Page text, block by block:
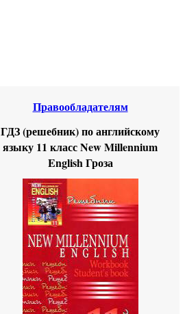
Правообладателям
ГДЗ (решебник) по английскому
языку 11 класс New Millennium
English Гроза